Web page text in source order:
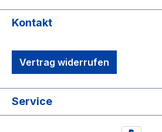
Kontakt
Vertrag widerrufen
Service